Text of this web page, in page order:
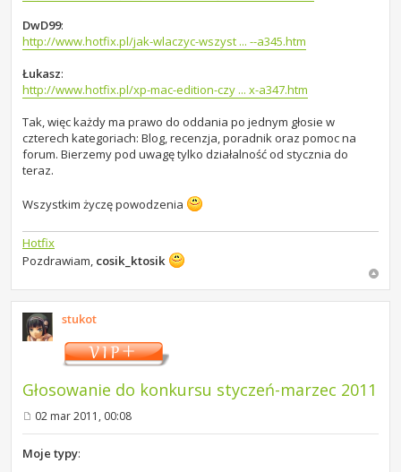
DwD99:
http://www.hotfix.pl/jak-wlaczyc-wszyst ... --a345.htm
Łukasz:
http://www.hotfix.pl/xp-mac-edition-czy ... x-a347.htm
Tak, więc każdy ma prawo do oddania po jednym głosie w
czterech kategoriach: Blog, recenzja, poradnik oraz pomoc na
forum. Bierzemy pod uwagę tylko działalność od stycznia do
teraz.
Wszystkim życzę powodzenia
Hotfix
Pozdrawiam, cosik_ktosik
stukot
Głosowanie do konkursu styczeń-marzec 2011
o
s
02 mar 2011, 00:08
Moje typy: